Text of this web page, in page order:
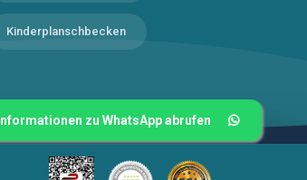
Kinderplanschbecken
Informationen zu WhatsApp abrufen